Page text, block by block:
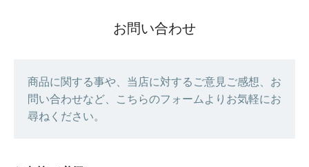
お問い合わせ
商品に関する事や、当店に対するご意見ご感想、お
問い合わせなど、こちらのフォームよりお気軽にお
尋ねください。